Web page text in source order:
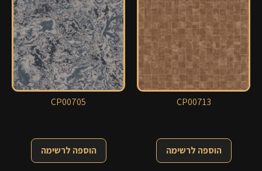
CP00705
הוספה לרשימה
CP00713
הוספה לרשימה